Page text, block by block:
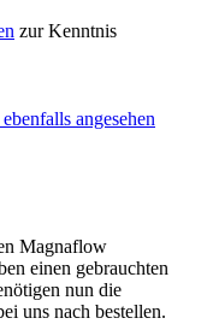
zur Kenntnis
angesehen
Magnaflow
einen gebrauchten
nun die
uns nach bestellen.